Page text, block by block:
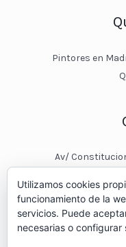
Pintores en
Av/
Utilizamos cookies
funcionamiento de la
servicios. Puede
necesarias o configurar